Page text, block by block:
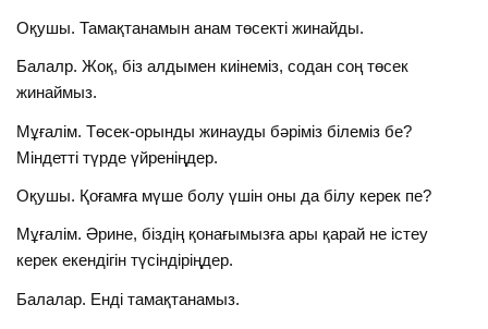
Оқушы. Тамақтанамын анам төсекті жинайды.
Балалр. Жоқ, біз алдымен киінеміз, содан соң төсек
жинаймыз.
Мұғалім. Төсек-орынды жинауды бәріміз білеміз бе?
Міндетті түрде үйреніңдер.
Оқушы. Қоғамға мүше болу үшін оны да білу керек пе?
Мұғалім. Әрине, біздің қонағымызға ары қарай не істеу
керек екендігін түсіндіріңдер.
Балалар. Енді тамақтанамыз.